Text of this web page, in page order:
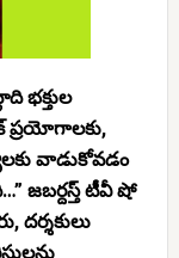
భక్తుల
వాడుకోవడం
జబర్దస్త్ టీవీ షో
దర్శకులు